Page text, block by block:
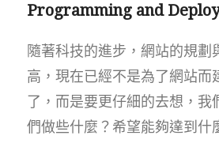
Programming and
隨著科技的進步，網站的規劃
高，現在已經不是為了網站而
了，而是要更仔細的去想，我
們做些什麼？希望能夠達到什